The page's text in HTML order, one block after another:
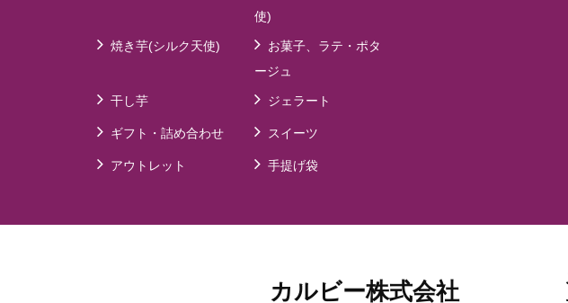
使)
焼き芋(シルク天使)
お菓子、ラテ・ポタ
ージュ
干し芋 ジェラート
ギフト・詰め合わせ スイーツ
アウトレット 手提げ袋
カルビー株式会社